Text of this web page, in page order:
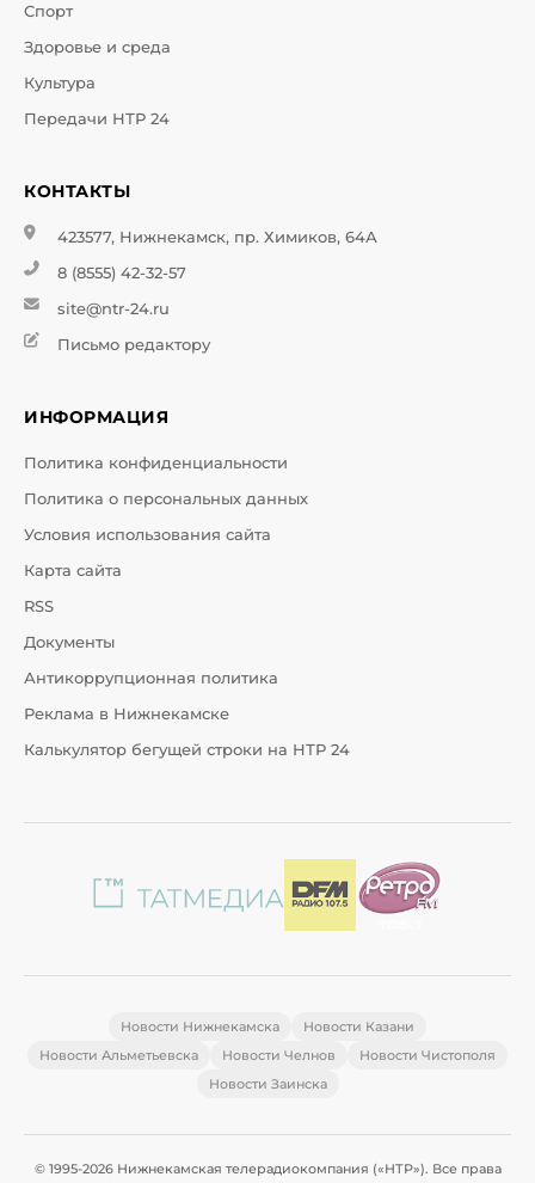
Спорт
Здоровье и среда
Культура
Передачи НТР 24
КОНТАКТЫ
423577, Нижнекамск, пр. Химиков, 64А
8 (8555) 42-32-57
site@ntr-24.ru
Письмо редактору
ИНФОРМАЦИЯ
Политика конфиденциальности
Политика о персональных данных
Условия использования сайта
Карта сайта
RSS
Документы
Антикоррупционная политика
Реклама в Нижнекамске
Калькулятор бегущей строки на НТР 24
Новости Нижнекамска
Новости Казани
Новости Альметьевска
Новости Челнов
Новости Чистополя
Новости Заинска
© 1995-2026 Нижнекамская телерадиокомпания («НТР»). Все права